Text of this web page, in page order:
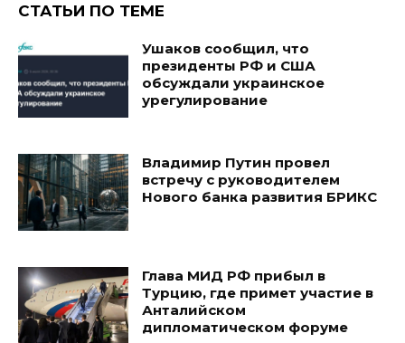
СТАТЬИ ПО ТЕМЕ
Ушаков сообщил, что
президенты РФ и США
обсуждали украинское
урегулирование
Владимир Путин провел
встречу с руководителем
Нового банка развития БРИКС
Глава МИД РФ прибыл в
Турцию, где примет участие в
Анталийском
дипломатическом форуме